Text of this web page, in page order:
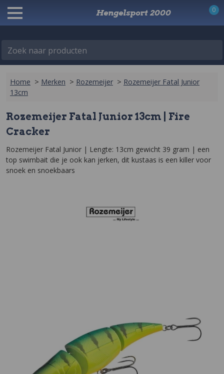
Zoek naar producten
Hengelsport 2000 0
Home > Merken > Rozemeijer > Rozemeijer Fatal Junior
13cm
Rozemeijer Fatal Junior 13cm | Fire
Cracker
Rozemeijer Fatal Junior | Lengte: 13cm gewicht 39 gram | een
top swimbait die je ook kan jerken, dit kustaas is een killer voor
snoek en snoekbaars